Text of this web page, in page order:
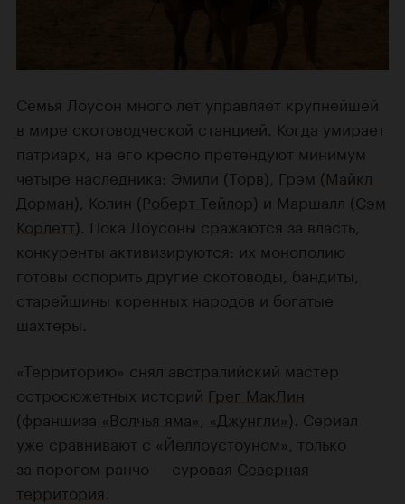
Семья Лоусон много лет управляет крупнейшей
в мире скотоводческой станцией. Когда умирает
патриарх, на его кресло претендуют минимум
четыре наследника: Эмили (Торв), Грэм (Майкл
Дорман), Колин (Роберт Тейлор) и Маршалл (Сэм
Корлетт). Пока Лоусоны сражаются за власть,
конкуренты активизируются: их монополию
готовы оспорить другие скотоводы, бандиты,
старейшины коренных народов и богатые
шахтеры.
«Территорию» снял австралийский мастер
остросюжетных историй Грег МакЛин
(франшиза «Волчья яма» «Джунгли»). Сериал
уже сравнивают с «Йеллоустоуном», только
за порогом ранчо — суровая Северная
территория